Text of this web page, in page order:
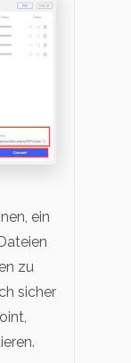
ein
zu
sicher